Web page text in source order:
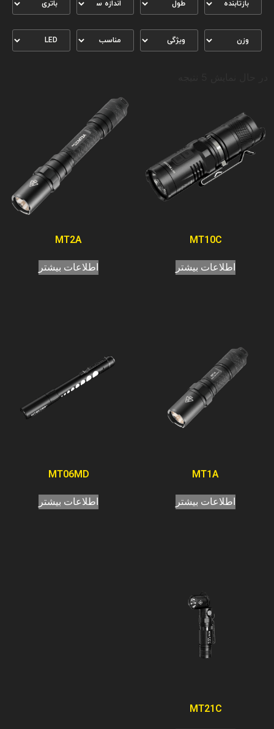
MT10C
اطلاعات بیشتر
MT2A
اطلاعات بیشتر
MT1A
اطلاعات بیشتر
MT06MD
اطلاعات بیشتر
MT21C